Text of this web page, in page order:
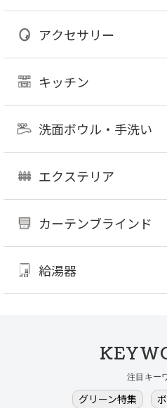
アクセサリー
キッチン
洗面ボウル・手洗い
エクステリア
カーテンブラインド
給湯器
注目キー
グリーン特集